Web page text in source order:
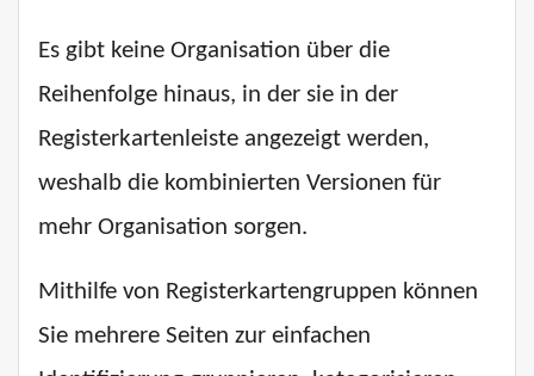
Es gibt keine Organisation über die
Reihenfolge hinaus, in der sie in der
Registerkartenleiste angezeigt werden,
weshalb die kombinierten Versionen für
mehr Organisation sorgen.
Mithilfe von Registerkartengruppen können
Sie mehrere Seiten zur einfachen